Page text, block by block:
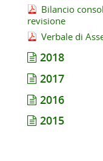
Bilancio
revisione
Verbale di
2018
2017
2016
2015